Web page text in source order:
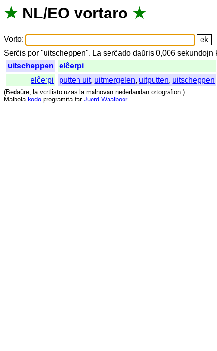
★ NL/EO vortaro ★
Vorto:
Serĉis por "uitscheppen". La serĉado daŭris 0,006sekundojn
uitscheppen
elĉerpi
elĉerpi
putten uit, uitmergelen, uitputten, uitscheppen
(Bedaŭre, la vortlisto uzas la malnovan nederlandan ortografion.)
Malbela kodo programita far Juerd Waalboer.